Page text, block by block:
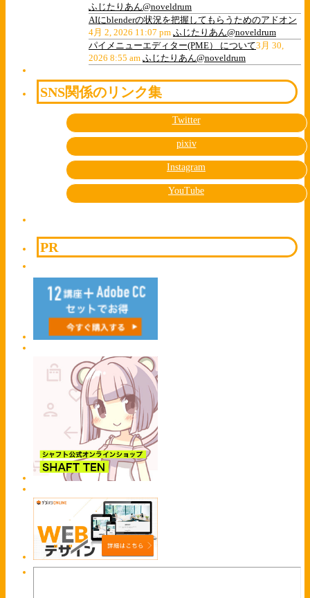
ふじたりあん@noveldrum
AIにblenderの状況を把握してもらうためのアドオン
4月 2, 2026 11:07 pm ふじたりあん@noveldrum
パイメニューエディター(PME） について3月 30,
2026 8:55 am ふじたりあん@noveldrum
SNS関係のリンク集
Twitter
pixiv
Instagram
YouTube
PR